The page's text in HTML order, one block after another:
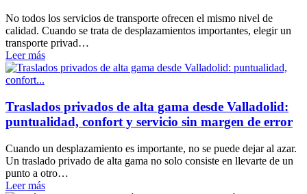
No todos los servicios de transporte ofrecen el mismo nivel de
calidad. Cuando se trata de desplazamientos importantes, elegir un
transporte privad…
Leer más
Traslados privados de alta gama desde Valladolid:
puntualidad, confort y servicio sin margen de error
Cuando un desplazamiento es importante, no se puede dejar al azar.
Un traslado privado de alta gama no solo consiste en llevarte de un
punto a otro…
Leer más